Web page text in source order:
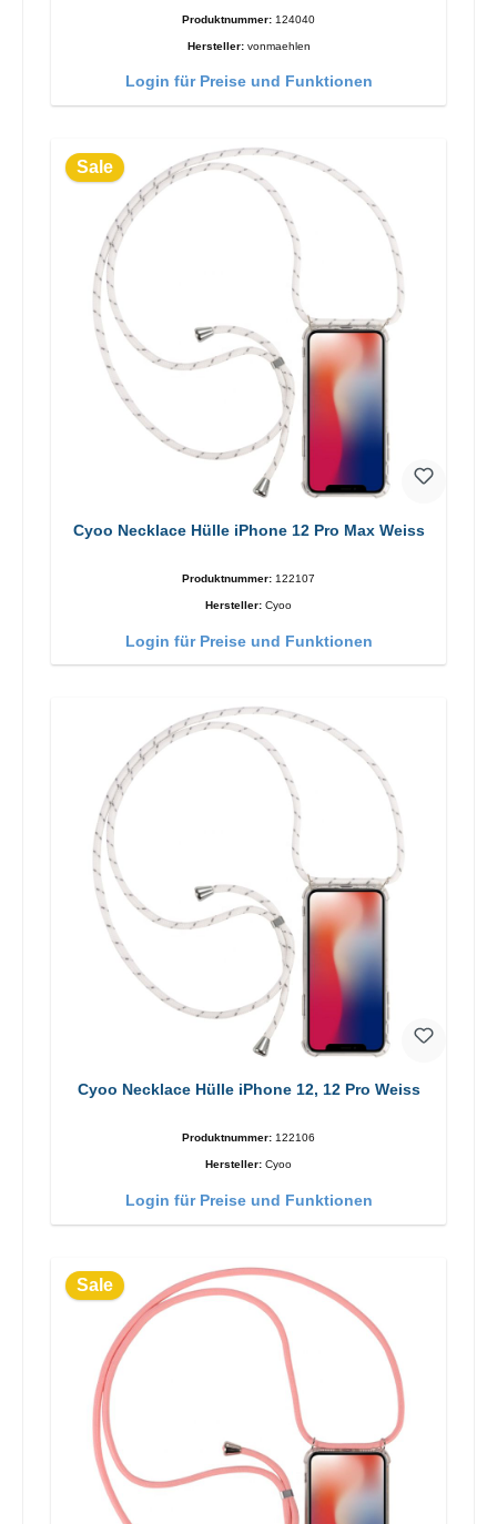
Produktnummer: 124040
Hersteller: vonmaehlen
Login für Preise und Funktionen
Sale
Cyoo Necklace Hülle iPhone 12 Pro Max Weiss
Produktnummer: 122107
Hersteller: Cyoo
Login für Preise und Funktionen
Cyoo Necklace Hülle iPhone 12, 12 Pro Weiss
Produktnummer: 122106
Hersteller: Cyoo
Login für Preise und Funktionen
Sale